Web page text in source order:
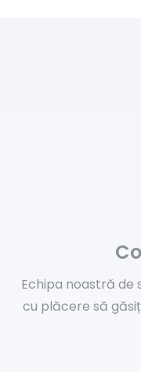
Echipa noastră de
cu plăcere să